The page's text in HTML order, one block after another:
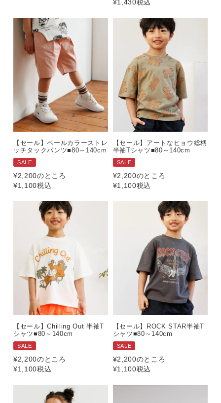
¥1,430税込
【セール】ペールカラーストレ
ッチタックパンツ■80～140cm
SALE
¥2,200のところ
¥1,100税込
【セール】アートなヒョウ総柄
半袖Tシャツ■80～140cm
SALE
¥2,200のところ
¥1,100税込
【セール】Chilling Out 半袖T
シャツ■80～140cm
SALE
¥2,200のところ
¥1,100税込
【セール】ROCK STAR半袖T
シャツ■80～140cm
SALE
¥2,200のところ
¥1,100税込